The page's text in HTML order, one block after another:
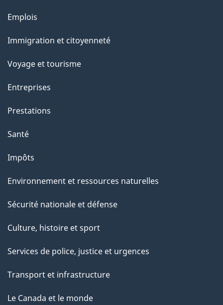
l
a
a
g
"
Thèmes
sujets
Emplois
Immigration et citoyenneté
Voyage et tourisme
Entreprises
Prestations
Santé
Impôts
Environnement et ressources naturelles
Sécurité nationale et défense
Culture, histoire et sport
Services de police, justice et urgences
Transport et infrastructure
Le Canada et le monde